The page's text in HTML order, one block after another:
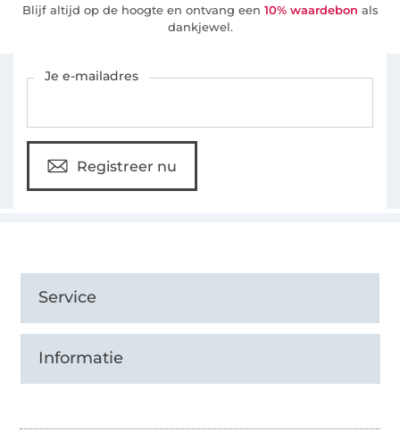
Blijf altijd op de hoogte en ontvang een 10% waardebon als
dankjewel.
Je e-mailadres
Registreer nu
Service
Informatie